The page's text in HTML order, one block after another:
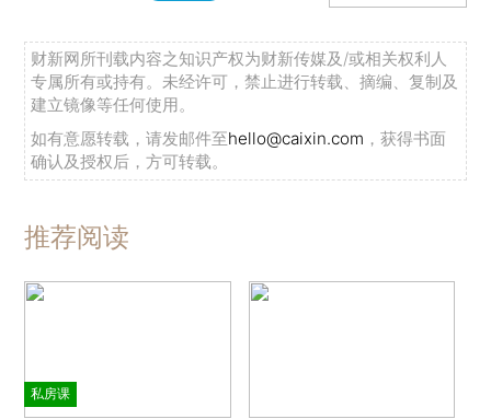
财新网所刊载内容之知识产权为财新传媒及/或相关权利人
专属所有或持有。未经许可，禁止进行转载、摘编、复制及
建立镜像等任何使用。
如有意愿转载，请发邮件至hello@caixin.com ，获得书面
确认及授权后，方可转载。
推荐阅读
私房课